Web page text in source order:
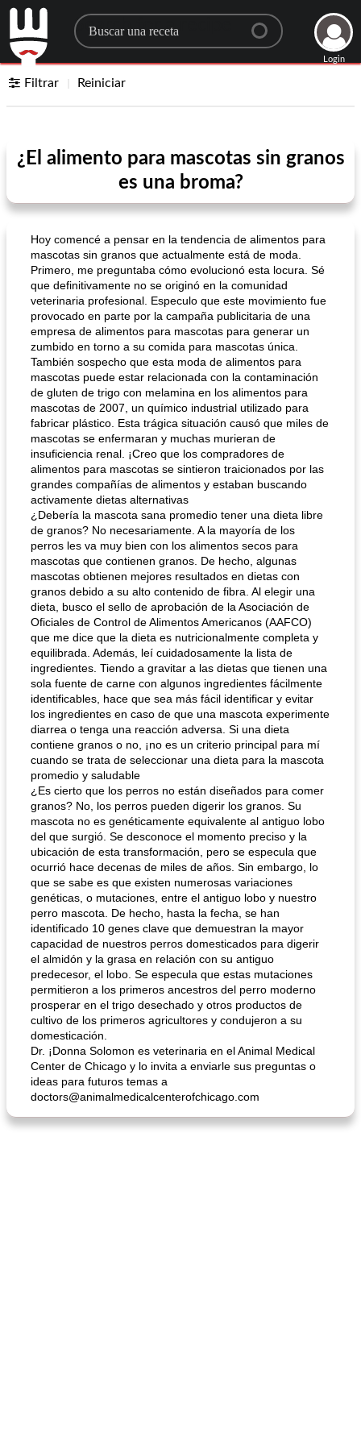
Search for a recipe
Login
Filtrar Reiniciar
¿El alimento para mascotas sin granos
es una broma?
Hoy comencé a pensar en la tendencia de alimentos para
mascotas sin granos que actualmente está de moda.
Primero, me preguntaba cómo evolucionó esta locura. Sé
que definitivamente no se originó en la comunidad
veterinaria profesional. Especulo que este movimiento fue
provocado en parte por la campaña publicitaria de una
empresa de alimentos para mascotas para generar un
zumbido en torno a su comida para mascotas única.
También sospecho que esta moda de alimentos para
mascotas puede estar relacionada con la contaminación
de gluten de trigo con melamina en los alimentos para
mascotas de 2007, un químico industrial utilizado para
fabricar plástico. Esta trágica situación causó que miles de
mascotas se enfermaran y muchas murieran de
insuficiencia renal. ¡Creo que los compradores de
alimentos para mascotas se sintieron traicionados por las
grandes compañías de alimentos y estaban buscando
activamente dietas alternativas
¿Debería la mascota sana promedio tener una dieta libre
de granos? No necesariamente. A la mayoría de los
perros les va muy bien con los alimentos secos para
mascotas que contienen granos. De hecho, algunas
mascotas obtienen mejores resultados en dietas con
granos debido a su alto contenido de fibra. Al elegir una
dieta, busco el sello de aprobación de la Asociación de
Oficiales de Control de Alimentos Americanos (AAFCO)
que me dice que la dieta es nutricionalmente completa y
equilibrada. Además, leí cuidadosamente la lista de
ingredientes. Tiendo a gravitar a las dietas que tienen una
sola fuente de carne con algunos ingredientes fácilmente
identificables, hace que sea más fácil identificar y evitar
los ingredientes en caso de que una mascota experimente
diarrea o tenga una reacción adversa. Si una dieta
contiene granos o no, ¡no es un criterio principal para mí
cuando se trata de seleccionar una dieta para la mascota
promedio y saludable
¿Es cierto que los perros no están diseñados para comer
granos? No, los perros pueden digerir los granos. Su
mascota no es genéticamente equivalente al antiguo lobo
del que surgió. Se desconoce el momento preciso y la
ubicación de esta transformación, pero se especula que
ocurrió hace decenas de miles de años. Sin embargo, lo
que se sabe es que existen numerosas variaciones
genéticas, o mutaciones, entre el antiguo lobo y nuestro
perro mascota. De hecho, hasta la fecha, se han
identificado 10 genes clave que demuestran la mayor
capacidad de nuestros perros domesticados para digerir
el almidón y la grasa en relación con su antiguo
predecesor, el lobo. Se especula que estas mutaciones
permitieron a los primeros ancestros del perro moderno
prosperar en el trigo desechado y otros productos de
cultivo de los primeros agricultores y condujeron a su
domesticación.
Dr. ¡Donna Solomon es veterinaria en el Animal Medical
Center de Chicago y lo invita a enviarle sus preguntas o
ideas para futuros temas a
doctors@animalmedicalcenterofchicago.com